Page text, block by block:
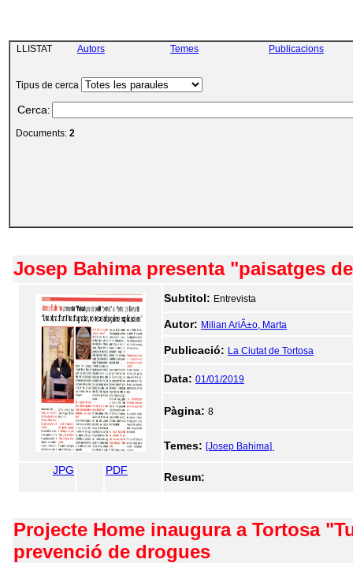
LLISTAT Autors Temes Publicacions
Tipus de cerca
Cerca:
Documents: 2
Josep Bahima presenta "paisatges
Subtitol: Entrevista
Autor: Milian AriÃ±o, Marta
Publicació: La Ciutat de Tortosa
Data: 01/01/2019
Pàgina: 8
Temes: [Josep Bahima]
JPG PDF
Resum:
Projecte Home inaugura a Tortosa
prevenció de drogues